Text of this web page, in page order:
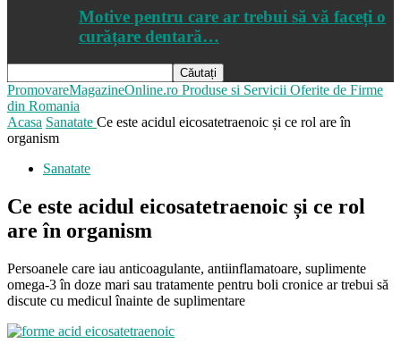
Motive pentru care ar trebui să vă faceți o
curățare dentară…
PromovareMagazineOnline.ro Produse si Servicii Oferite de Firme
din Romania
Acasa Sanatate Ce este acidul eicosatetraenoic și ce rol are în
organism
Sanatate
Ce este acidul eicosatetraenoic și ce rol
are în organism
Persoanele care iau anticoagulante, antiinflamatoare, suplimente
omega-3 în doze mari sau tratamente pentru boli cronice ar trebui să
discute cu medicul înainte de suplimentare